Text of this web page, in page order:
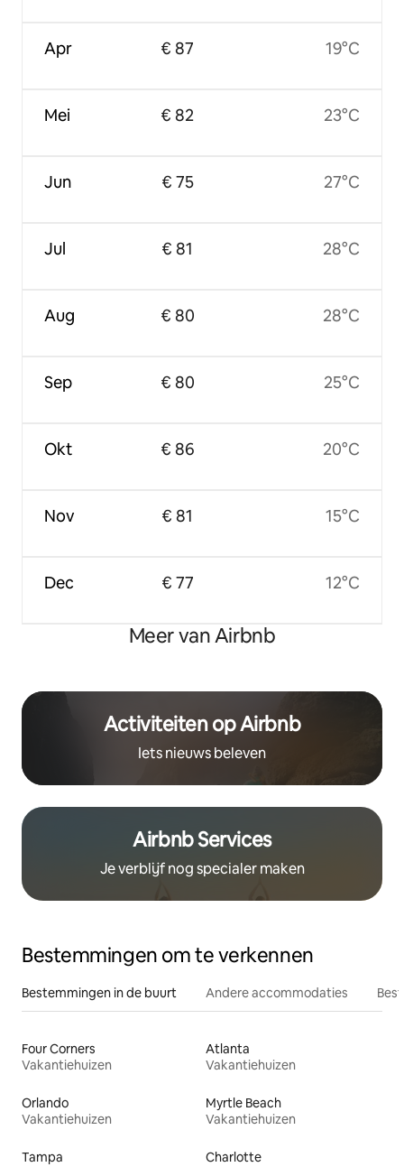
Apr
Mei
Jun
Jul
Aug
Sep
Okt
Nov
Dec
€ 87
€ 82
€ 75
€ 81
€ 80
€ 80
€ 86
€ 81
€ 77
19°C
23°C
27°C
28°C
28°C
25°C
20°C
15°C
12°C
Meer van Airbnb
Activiteiten op Airbnb
Iets nieuws beleven
Airbnb Services
Je verblijf nog specialer maken
Bestemmingen om te verkennen
Bestemmingen in de buurt Andere accommodaties
Four Corners
Vakantiehuizen
Atlanta
Vakantiehuizen
Orlando
Vakantiehuizen
Myrtle Beach
Vakantiehuizen
Tampa
Charlotte